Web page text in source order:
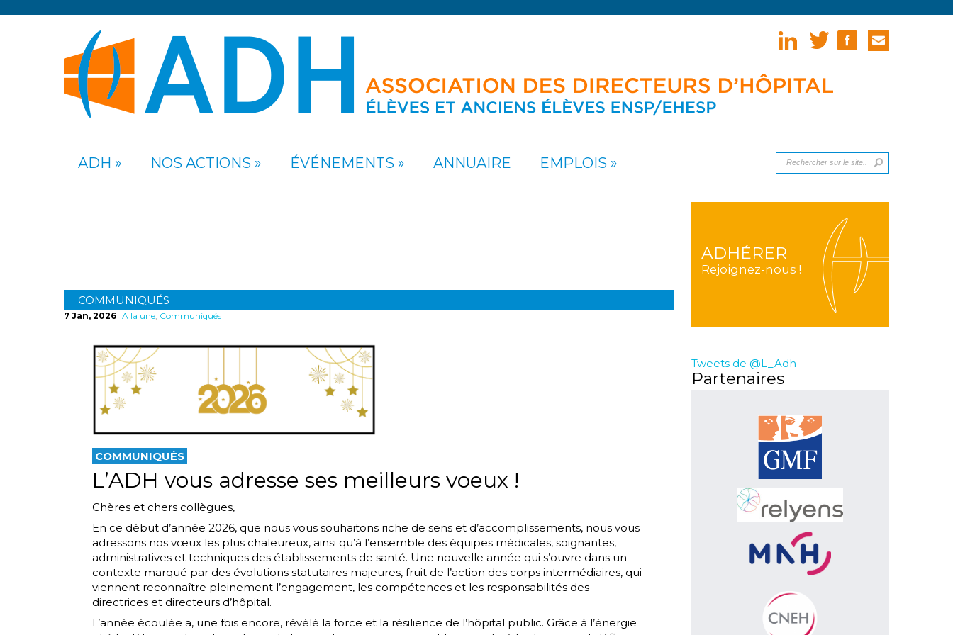
ADH NOS ACTIONS ÉVÉNEMENTS ANNUAIRE EMPLOIS
COMMUNIQUÉS
7 Jan, 2026 A la une, Communiqués
COMMUNIQUÉS
L’ADH vous adresse ses meilleurs voeux !
Chères et chers collègues,
En ce début d’année 2026, que nous vous souhaitons riche de sens et d’accomplissements, nous vous
adressons nos vœux les plus chaleureux, ainsi qu’à l’ensemble des équipes médicales, soignantes,
administratives et techniques des établissements de santé. Une nouvelle année qui s’ouvre dans un
contexte marqué par des évolutions statutaires majeures, fruit de l’action des corps intermédiaires, qui
viennent reconnaître pleinement l’engagement, les compétences et les responsabilités des
directrices et directeurs d’hôpital.
L’année écoulée a, une fois encore, révélé la force et la résilience de l’hôpital public. Grâce à l’énergie
ADHÉRER
Rejoignez-nous !
Tweets de @L_Adh
Partenaires